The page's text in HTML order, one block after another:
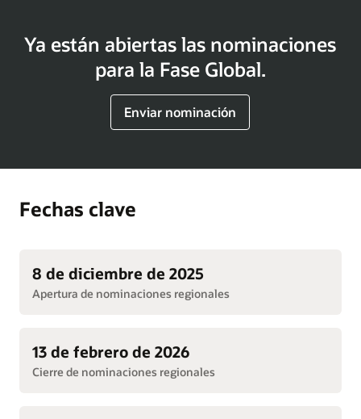
Ya están abiertas las nominaciones
para la Fase Global.
Enviar nominación
Fechas clave
8 de diciembre de 2025
Apertura de nominaciones regionales
13 de febrero de 2026
Cierre de nominaciones regionales